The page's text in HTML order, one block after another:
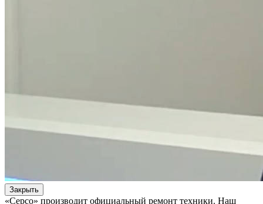
Закрыть
«Серсо» производит официальный ремонт техники. Наш